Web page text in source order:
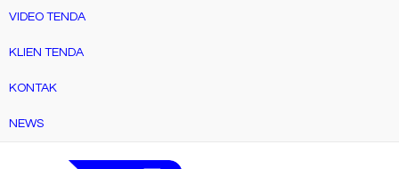
VIDEO TENDA
KLIEN TENDA
KONTAK
NEWS